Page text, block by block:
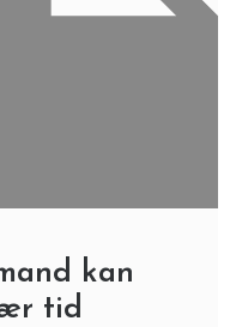
kan
tid